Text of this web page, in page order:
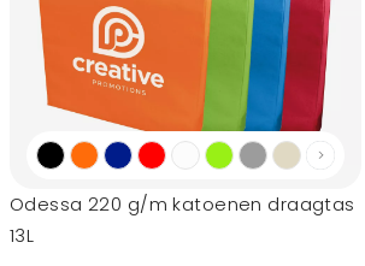
Odessa 220 g/m katoenen draagtas
13L